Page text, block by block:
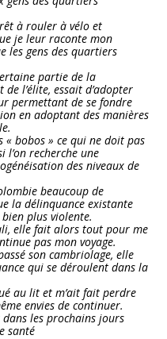
à rouler à vélo et
je leur raconte mon
les gens des quartiers
partie de la
l’élite, essait d’adopter
permettant de se fondre
en adoptant des manières
« bobos » ce qui ne doit pas
l’on recherche une
des niveaux de
beaucoup de
la délinquance existante
plus violente.
elle fait alors tout pour me
pas mon voyage.
son cambriolage, elle
qui se déroulent dans la
au lit et m’ait fait perdre
envies de continuer.
dans les prochains jours
santé